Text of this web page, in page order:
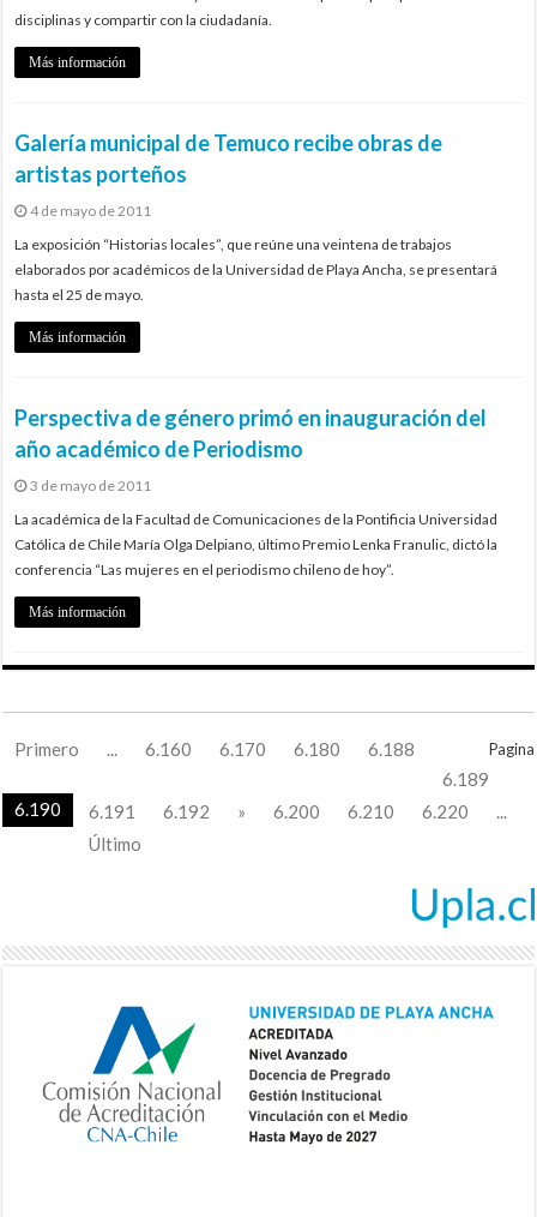
disciplinas y compartir con la ciudadanía.
Más información
Galería municipal de Temuco recibe obras de
artistas porteños
4 de mayo de 2011
La exposición “Historias locales”, que reúne una veintena de trabajos
elaborados por académicos de la Universidad de Playa Ancha, se presentará
hasta el 25 de mayo.
Más información
Perspectiva de género primó en inauguración del
año académico de Periodismo
3 de mayo de 2011
La académica de la Facultad de Comunicaciones de la Pontificia Universidad
Católica de Chile María Olga Delpiano, último Premio Lenka Franulic, dictó la
conferencia “Las mujeres en el periodismo chileno de hoy”.
Más información
Pagina
Primero 6.160 6.170 6.180
6.188
6.189
6.190
6.191 6.192 » 6.200 6.210 6.220
Último